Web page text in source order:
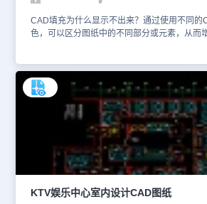
CAD填充为什么显示不出来？通过使用不同的
色，可以区分图纸中的不同部分或元素，从而
可。本文件是娱乐餐饮建筑CAD设计图纸资源
制的大型综合商超平面CAD图纸。该大型综合
了商超内部的各个功能区域，如入口、出口、
区、休息区等，以及标注了它们之间的相对位
续施工和装修的应用。在该CAD图纸上，设计
和尺寸标注，确保施工人员能够准确理解图纸
刚刚初学CAD制图的小伙伴们想要查看更多的
在浩辰CAD官网进行查询。本CAD制图素材仅
请勿商用。
KTV娱乐中心室内设计CAD图纸